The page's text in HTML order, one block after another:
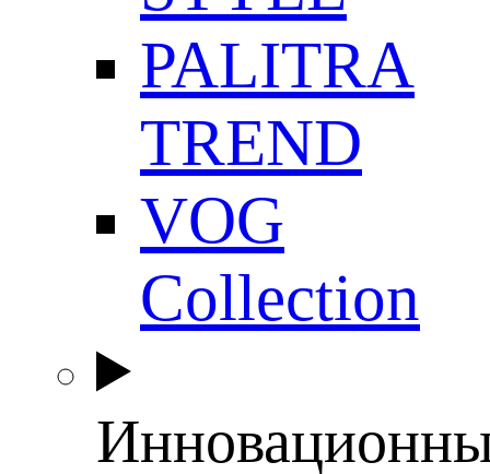
PALITRA
TREND
VOG
Collection